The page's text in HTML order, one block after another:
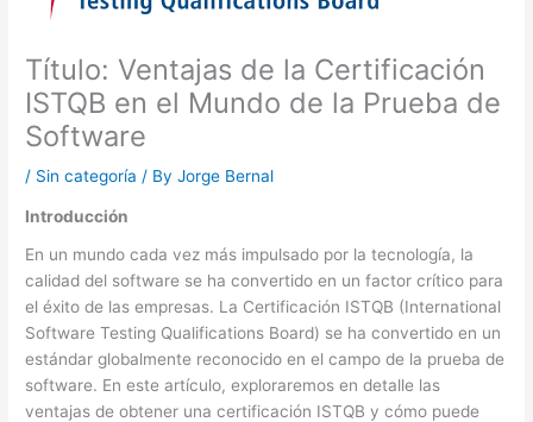
Título: Ventajas de la Certificación
ISTQB en el Mundo de la Prueba de
Software
/ Sin categoría / ByJorge Bernal
Introducción
En un mundo cada vez más impulsado por la tecnología, la
calidad del software se ha convertido en un factor crítico para
el éxito de las empresas. La Certificación ISTQB (International
Software Testing Qualifications Board) se ha convertido en un
estándar globalmente reconocido en el campo de la prueba de
software. En este artículo, exploraremos en detalle las
ventajas de obtener una certificación ISTQB y cómo puede